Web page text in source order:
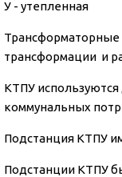
У - утепленная
Трансформаторные
трансформации и
КТПУ
коммунальных
Подстанция КТПУ
Подстанции КТПУ